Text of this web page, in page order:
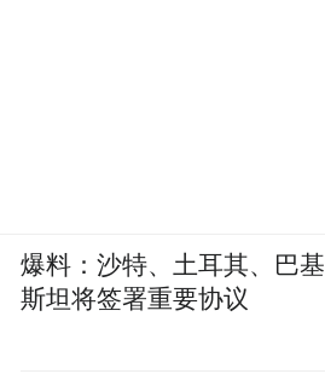
爆料：沙特、土耳其、巴基
斯坦将签署重要协议